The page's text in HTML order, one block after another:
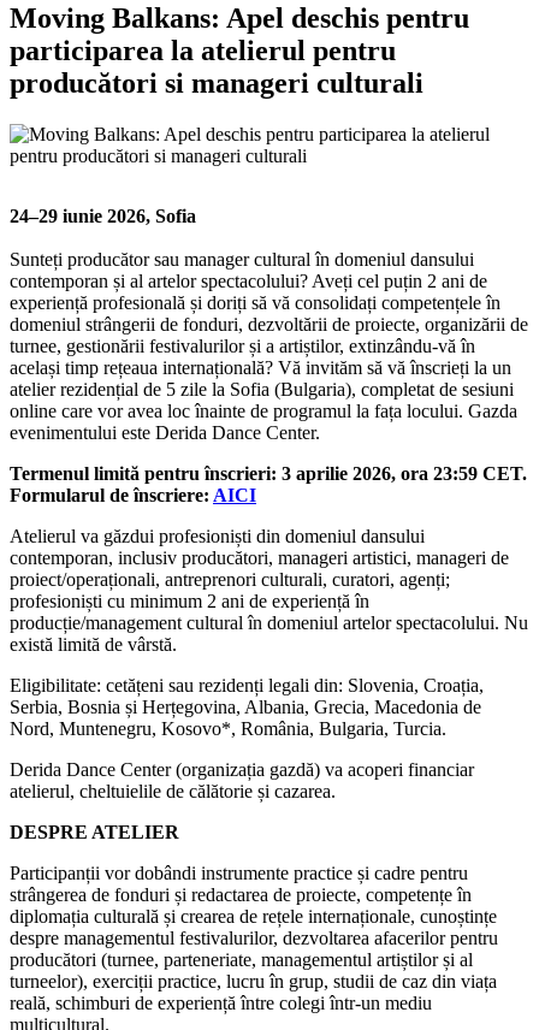
Moving Balkans: Apel deschis pentru
participarea la atelierul pentru
producători si manageri culturali
24–29 iunie 2026, Sofia
Sunteți producător sau manager cultural în domeniul dansului
contemporan și al artelor spectacolului? Aveți cel puțin 2 ani de
experiență profesională și doriți să vă consolidați competențele în
domeniul strângerii de fonduri, dezvoltării de proiecte, organizării de
turnee, gestionării festivalurilor și a artiștilor, extinzându-vă în
același timp rețeaua internațională? Vă invităm să vă înscrieți la un
atelier rezidențial de 5 zile la Sofia (Bulgaria), completat de sesiuni
online care vor avea loc înainte de programul la fața locului. Gazda
evenimentului este Derida Dance Center.
Termenul limită pentru înscrieri: 3 aprilie 2026, ora 23:59 CET.
Formularul de înscriere: AICI
Atelierul va găzdui profesioniști din domeniul dansului
contemporan, inclusiv producători, manageri artistici, manageri de
proiect/operaționali, antreprenori culturali, curatori, agenți;
profesioniști cu minimum 2 ani de experiență în
producție/management cultural în domeniul artelor spectacolului. Nu
există limită de vârstă.
Eligibilitate: cetățeni sau rezidenți legali din: Slovenia, Croația,
Serbia, Bosnia și Herțegovina, Albania, Grecia, Macedonia de
Nord, Muntenegru, Kosovo*, România, Bulgaria, Turcia.
Derida Dance Center (organizația gazdă) va acoperi financiar
atelierul, cheltuielile de călătorie și cazarea.
DESPRE ATELIER
Participanții vor dobândi instrumente practice și cadre pentru
strângerea de fonduri și redactarea de proiecte, competențe în
diplomația culturală și crearea de rețele internaționale, cunoștințe
despre managementul festivalurilor, dezvoltarea afacerilor pentru
producători (turnee, parteneriate, managementul artiștilor și al
turneelor), exerciții practice, lucru în grup, studii de caz din viața
reală, schimburi de experiență între colegi într-un mediu
multicultural.